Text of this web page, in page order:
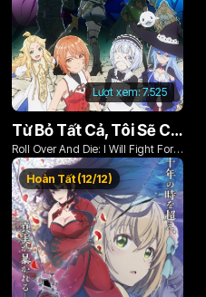
Lượt xem:7.525
Từ Bỏ Tất Cả, Tôi Sẽ Chiến Đấu Cho Một Cuộc Sống Bình Thường Với Tình Yêu Của Đời Mình Và Chiếc Thanh Kiếm Bị Nguyền Rủa!
Roll Over And Die: I Will Fight For
An Ordinary Life With My Love And
Cursed Sword!
Hoàn Tất (12/12)